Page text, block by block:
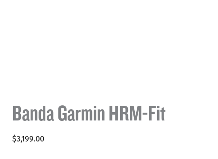
Banda Garmin HRM-Fit
$3,199.00